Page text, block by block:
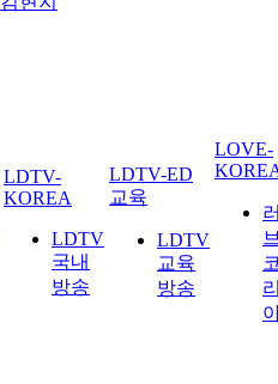
LDTV-
KOREA
LDTV
국내
방송
LDTV-ED
교육
LDTV
교육
방송
LOVE-